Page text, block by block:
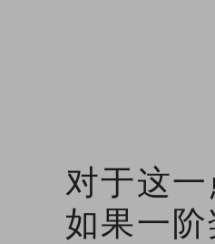
对于这
如果一